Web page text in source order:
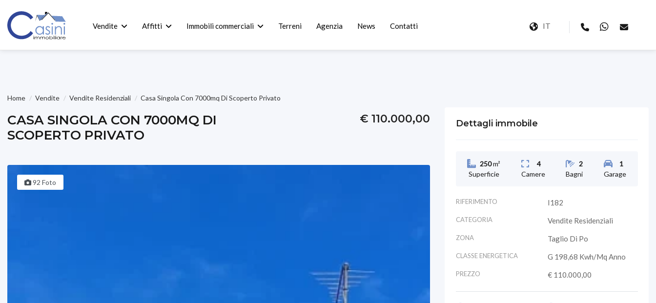
Vendite Affitti Immobili commerciali Terreni Agenzia News Contatti IT
Home Vendite Vendite Residenziali Casa Singola Con 7000mq Di Scoperto Privato
CASA SINGOLA CON 7000MQ DI
SCOPERTO PRIVATO
€ 110.000,00
92 Foto
Dettagli immobile
250 m²
Superficie
4
Camere
2
Bagni
1
Garage
RIFERIMENTO I182
CATEGORIA Vendite Residenziali
ZONA Taglio Di Po
CLASSE ENERGETICA G 198,68 Kwh/mq Anno
PREZZO € 110.000,00